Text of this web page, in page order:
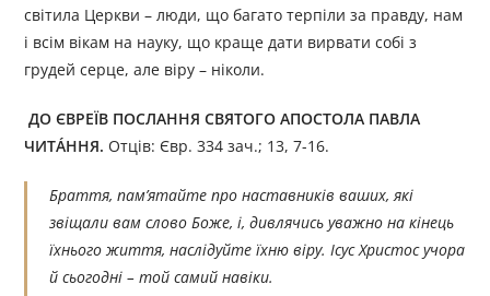
світила Церкви – люди, що багато терпіли за правду, нам
і всім вікам на науку, що краще дати вирвати собі з
грудей серце, але віру – ніколи.
ДО ЄВРЕЇВ ПОСЛАННЯ СВЯТОГО АПОСТОЛА ПАВЛА
ЧИТÁННЯ. Отців: Євр. 334 зач.; 13, 7-16.
Браття, пам’ятайте про наставників ваших, які
звіщали вам слово Боже, і, дивлячись уважно на кінець
їхнього життя, наслідуйте їхню віру. Ісус Христос учора
й сьогодні – той самий навіки.